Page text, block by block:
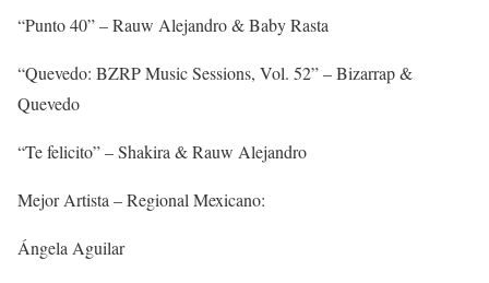
“Punto 40” – Rauw Alejandro & Baby Rasta
“Quevedo: BZRP Music Sessions, Vol. 52” – Bizarrap &
Quevedo
“Te felicito” – Shakira & Rauw Alejandro
Mejor Artista – Regional Mexicano:
Ángela Aguilar